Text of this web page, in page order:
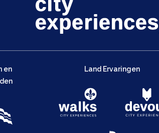
en
Land Ervaringen